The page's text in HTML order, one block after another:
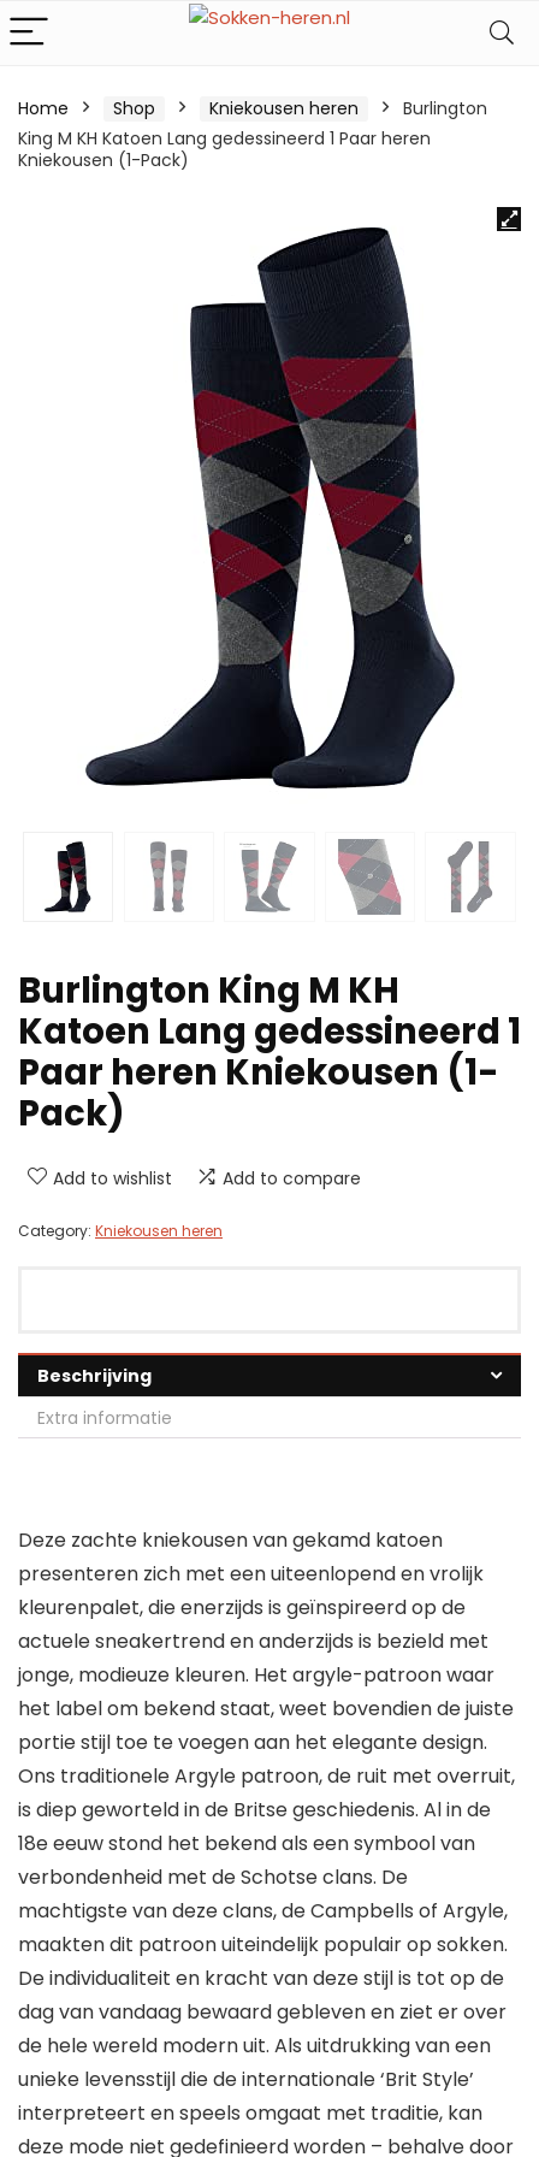
Home Shop Kniekousen heren
Burlington
King M KH Katoen Lang gedessineerd 1 Paar heren
Kniekousen (1-Pack)
Burlington King M KH
Katoen Lang gedessineerd 1
Paar heren Kniekousen (1-
Pack)
Add to wishlist Add to compare
Category: Kniekousen heren
Beschrijving
Extra informatie
Deze zachte kniekousen van gekamd katoen
presenteren zich met een uiteenlopend en vrolijk
kleurenpalet, die enerzijds is geïnspireerd op de
actuele sneakertrend en anderzijds is bezield met
jonge, modieuze kleuren. Het argyle-patroon waar
het label om bekend staat, weet bovendien de juiste
portie stijl toe te voegen aan het elegante design.
Ons traditionele Argyle patroon, de ruit met overruit,
is diep geworteld in de Britse geschiedenis. Al in de
18e eeuw stond het bekend als een symbool van
verbondenheid met de Schotse clans. De
machtigste van deze clans, de Campbells of Argyle,
maakten dit patroon uiteindelijk populair op sokken.
De individualiteit en kracht van deze stijl is tot op de
dag van vandaag bewaard gebleven en ziet er over
de hele wereld modern uit. Als uitdrukking van een
unieke levensstijl die de internationale ‘Brit Style’
interpreteert en speels omgaat met traditie, kan
deze mode niet gedefinieerd worden – behalve door